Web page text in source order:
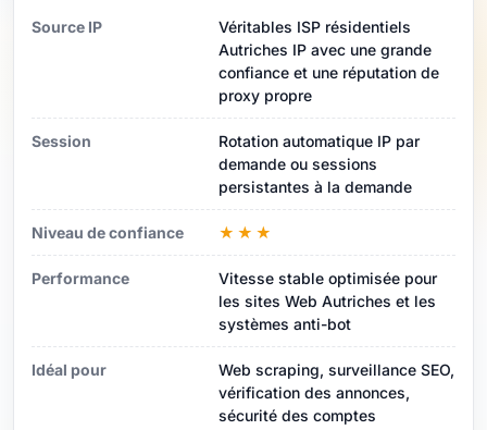
Source IP
Véritables ISP résidentiels
Autriches IP avec une grande
confiance et une réputation de
proxy propre
Session
Rotation automatique IP par
demande ou sessions
persistantes à la demande
Niveau de confiance ★★★
Performance
Vitesse stable optimisée pour
les sites Web Autriches et les
systèmes anti-bot
Idéal pour
Web scraping, surveillance SEO,
vérification des annonces,
sécurité des comptes